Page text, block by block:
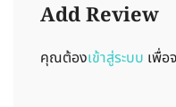
Add Review
คุณต้องเข้าสู่ระบบ เพื่อ